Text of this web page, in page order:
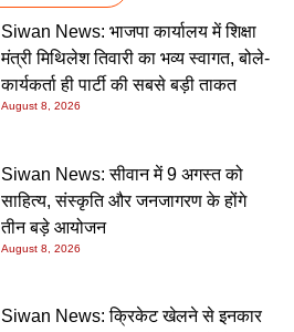
Siwan News: भाजपा कार्यालय में शिक्षा
मंत्री मिथिलेश तिवारी का भव्य स्वागत, बोले-
कार्यकर्ता ही पार्टी की सबसे बड़ी ताकत
August 8, 2026
Siwan News: सीवान में 9 अगस्त को
साहित्य, संस्कृति और जनजागरण के होंगे
तीन बड़े आयोजन
August 8, 2026
Siwan News: क्रिकेट खेलने से इनकार